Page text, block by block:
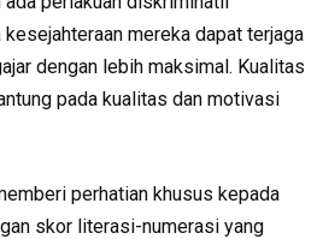
mereka dapat terjaga
dengan lebih maksimal. Kualitas
pada kualitas dan motivasi
perhatian khusus kepada
skor literasi-numerasi yang